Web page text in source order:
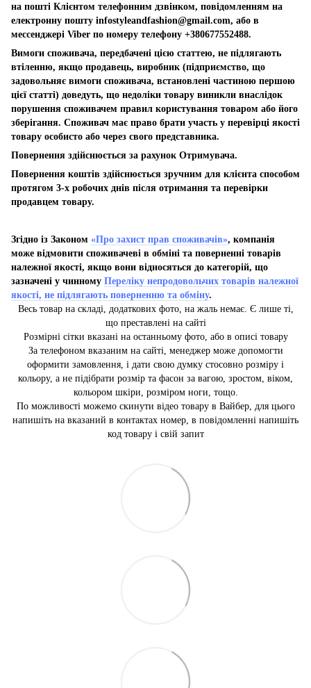
на пошті Клієнтом телефонним дзвінком, повідомленням на
електронну пошту infostyleandfashion@gmail.com, або в
мессенджері Viber по номеру телефону +380677552488.
Вимоги споживача, передбачені цією статтею, не підлягають
втіленню, якщо продавець, виробник (підприємство, що
задовольняє вимоги споживача, встановлені частиною першою
цієї статті) доведуть, що недоліки товару виникли внаслідок
порушення споживачем правил користування товаром або його
зберігання. Споживач має право брати участь у перевірці якості
товару особисто або через свого представника.
Повернення здійснюється за рахунок Отримувача.
Повернення коштів здійснюється зручним для клієнта способом
протягом 3-х робочих днів після отримання та перевірки
продавцем товару.
Згідно із Законом «Про захист прав споживачів», компанія
може відмовити споживачеві в обміні та поверненні товарів
належної якості, якщо вони відносяться до категорій, що
зазначені у чинному Переліку непродовольчих товарів належної
якості, не підлягають поверненню та обміну.
Весь товар на складі, додаткових фото, на жаль немає. Є лише ті,
що преставлені на сайті
Розмірні сітки вказані на останньому фото, або в описі товару
За телефоном вказаним на сайті, менеджер може допомогти
оформити замовлення, і дати свою думку стосовно розміру і
кольору, а не підібрати розмір та фасон за вагою, зростом, віком,
кольором шкіри, розміром ноги, тощо.
По можливості можемо скинути відео товару в Вайбер, для цього
напишіть на вказаний в контактах номер, в повідомленні напишіть
код товару і свій запит